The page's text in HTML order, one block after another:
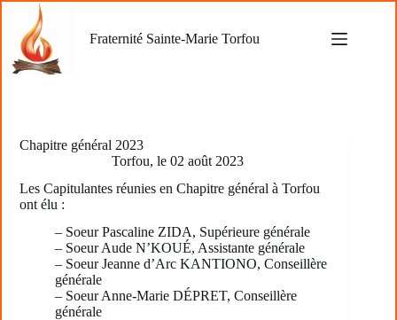
contenu
Fraternité Sainte-Marie Torfou
Chapitre général 2023
Torfou, le 02 août 2023
Les Capitulantes réunies en Chapitre général à Torfou
ont élu :
– Soeur Pascaline ZIDA, Supérieure générale
– Soeur Aude N’KOUÉ, Assistante générale
– Soeur Jeanne d’Arc KANTIONO, Conseillère
générale
– Soeur Anne-Marie DÉPRET, Conseillère
générale